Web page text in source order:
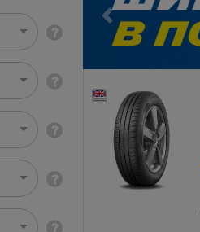
Previous